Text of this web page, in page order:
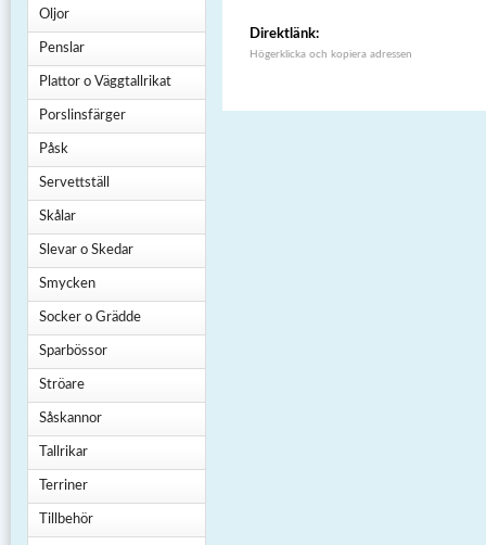
Oljor
Penslar
Plattor o Väggtallrikat
Porslinsfärger
Påsk
Servettställ
Skålar
Slevar o Skedar
Smycken
Socker o Grädde
Sparbössor
Ströare
Såskannor
Tallrikar
Terriner
Tillbehör
Direktlänk:
Högerklicka och kopiera adressen